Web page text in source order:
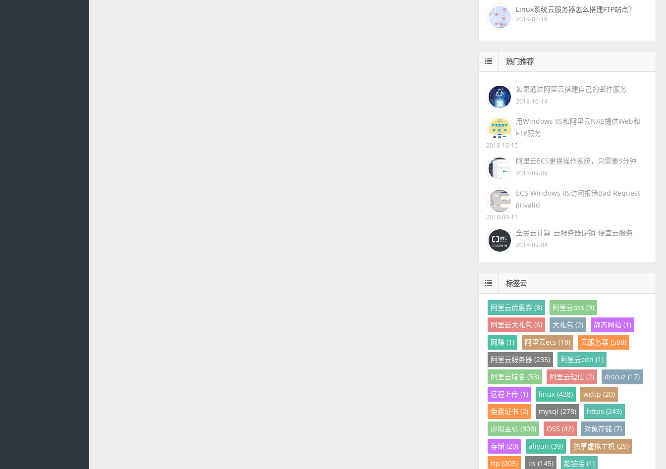
Linux系统云服务器怎么搭建FTP站点？
2019-02-16
热门推荐
如果通过阿里云搭建自己的邮件服务
2018-10-14
用Windows IIS和阿里云NAS提供Web和
FTP服务
2018-10-15
阿里云ECS更换操作系统，只需要3分钟
2018-09-09
ECS Windows IIS访问报错Bad Request
(Invalid
2018-09-11
全民云计算_云服务器促销_便宜云服务
2018-09-04
标签云
阿里云优惠券 (8)
阿里云oss (9)
阿里云大礼包 (6)
大礼包 (2)
静态网站 (1)
网赚 (1)
阿里云ecs (18)
云服务器 (588)
阿里云服务器 (235)
阿里云cdn (1)
阿里云域名 (53)
阿里云短信 (2)
discuz (17)
远程上传 (1)
linux (428)
wdcp (20)
免费证书 (2)
mysql (278)
https (243)
虚拟主机 (808)
OSS (42)
对象存储 (7)
存储 (20)
aliyun (39)
独享虚拟主机 (29)
ftp (205)
iis (145) 超链接 (1)